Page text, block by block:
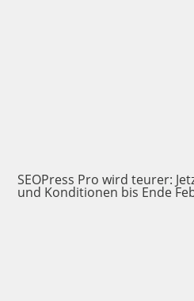
SEOPress Pro wird teurer:
und Konditionen bis Ende